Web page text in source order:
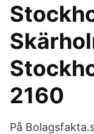
2160
På